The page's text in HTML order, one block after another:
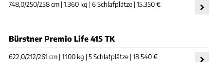
748,0/250/258 cm | 1.360 kg | 6 Schlafplätze | 15.350 €
Bürstner Premio Life 415 TK
622,0/212/261 cm | 1.100 kg | 5 Schlafplätze | 18.540 €